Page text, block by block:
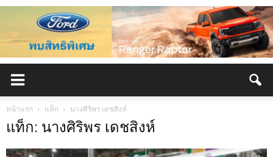
หน้าแรก แท็ก นางศิริพร เดชสิงห์
แท็ก: นางศิริพร เดชสิงห์